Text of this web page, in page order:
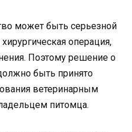
может быть серьезной
операция,
Поэтому решение о
быть принято
ветеринарным
питомца.